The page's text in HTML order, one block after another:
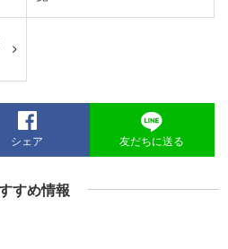
シェア 友だちに送る
すめ情報